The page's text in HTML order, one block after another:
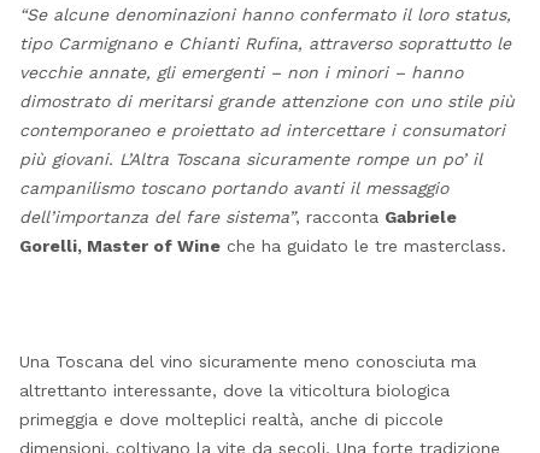
“Se alcune denominazioni hanno confermato il loro status,
tipo Carmignano e Chianti Rufina, attraverso soprattutto le
vecchie annate, gli emergenti – non i minori – hanno
dimostrato di meritarsi grande attenzione con uno stile più
contemporaneo e proiettato ad intercettare i consumatori
più giovani. L’Altra Toscana sicuramente rompe un po’ il
campanilismo toscano portando avanti il messaggio
dell’importanza del fare sistema”, racconta Gabriele
Gorelli, Master of Wineche ha guidato le tre masterclass.
Una Toscana del vino sicuramente meno conosciuta ma
altrettanto interessante, dove la viticoltura biologica
primeggia e dove molteplici realtà, anche di piccole
dimensioni, coltivano la vite da secoli. Una forte tradizione